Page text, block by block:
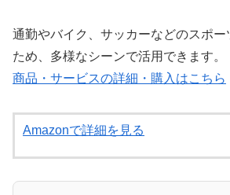
通勤やバイク、サッカーなどのスポー
ため、多様なシーンで活用できます。
商品・サービスの詳細・購入はこちら
Amazonで詳細を見る